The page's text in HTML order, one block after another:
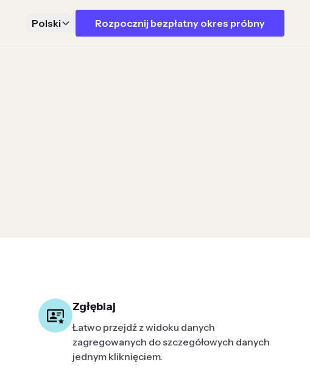
Polski Rozpocznij bezpłatny okres próbny
Zgłębiaj
Łatwo przejdź z widoku danych
zagregowanych do szczegółowych danych
jednym kliknięciem.